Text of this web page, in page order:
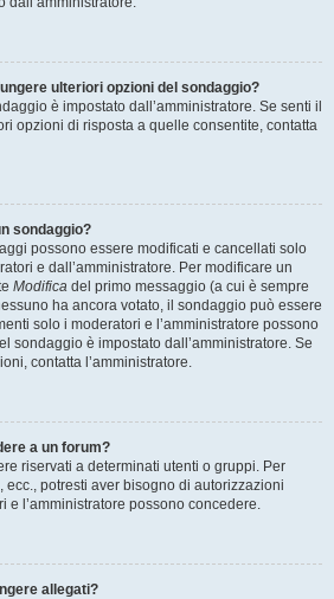
ulteriori opzioni del sondaggio?
è impostato dall’amministratore. Se senti il
opzioni di risposta a quelle consentite, contatta
sondaggio?
possono essere modificati e cancellati solo
e dall’amministratore. Per modificare un
Modifica del primo messaggio (a cui è sempre
ha ancora votato, il sondaggio può essere
solo i moderatori e l’amministratore possono
sondaggio è impostato dall’amministratore. Se
contatta l’amministratore.
a un forum?
riservati a determinati utenti o gruppi. Per
ecc., potresti aver bisogno di autorizzazioni
e l’amministratore possono concedere.
allegati?